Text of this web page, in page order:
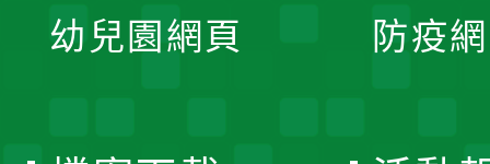
幼兒園網頁 防疫